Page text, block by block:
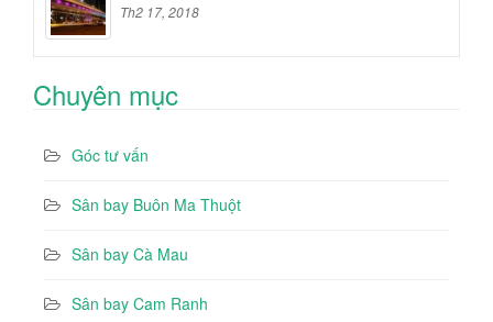
Th2 17, 2018
Chuyên mục
Góc tư vấn
Sân bay Buôn Ma Thuột
Sân bay Cà Mau
Sân bay Cam Ranh